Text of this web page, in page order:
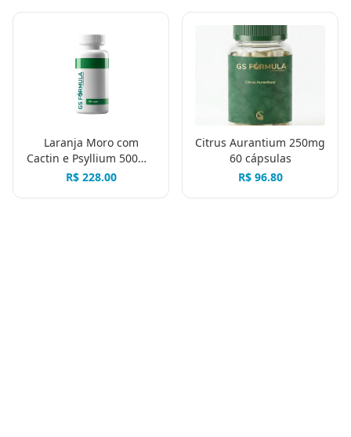
Laranja Moro com
Cactin e Psyllium 500mg
60 cápsulas
R$ 228.00
Citrus Aurantium 250mg
60 cápsulas
R$ 96.80